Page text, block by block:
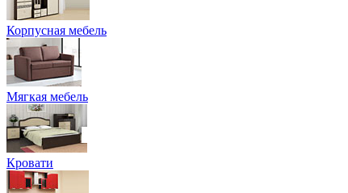
Корпусная мебель
Мягкая мебель
Кровати